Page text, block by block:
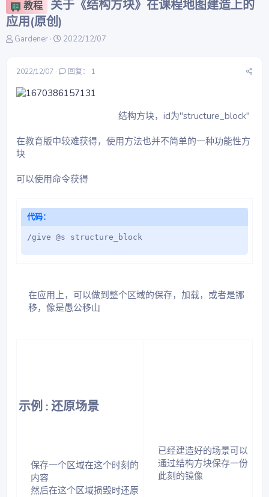
教程
关于《结构方块》在课程地图建造上的
应用(原创)
主
起
Gardener
开
间
2022/12/07
2022/12/07 回复： 1
结构方块，id为"structure_block"
在教育版中较难获得，使用方法也并不简单的一种功能性方
块
可以使用命令获得
代码：
/give @s structure_block
在应用上，可以做到整个区域的保存，加载，或者是挪
移，像是愚公移山​
示例 : 还原场景​
保存一个区域在这个时刻的
内容
然后在这个区域损毁时还原
已经建造好的场景可以
通过结构方块保存一份
此刻的镜像​